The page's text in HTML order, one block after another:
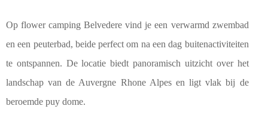
Op flower camping Belvedere vind je een verwarmd zwembad
en een peuterbad, beide perfect om na een dag buitenactiviteiten
te ontspannen. De locatie biedt panoramisch uitzicht over het
landschap van de Auvergne Rhone Alpes en ligt vlak bij de
beroemde puy dome.